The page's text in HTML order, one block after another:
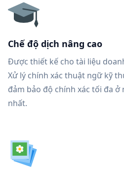
Chế độ dịch nâng cao
Được thiết kế cho tài liệu
Xử lý chính xác thuật ngữ kỹ
đảm bảo độ chính xác tối đa
nhất.